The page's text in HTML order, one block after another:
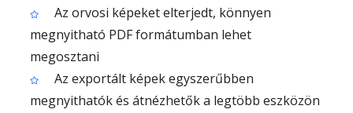
Az orvosi képeket elterjedt, könnyen
megnyitható PDF formátumban lehet
megosztani
Az exportált képek egyszerűbben
megnyithatók és átnézhetők a legtöbb eszközön